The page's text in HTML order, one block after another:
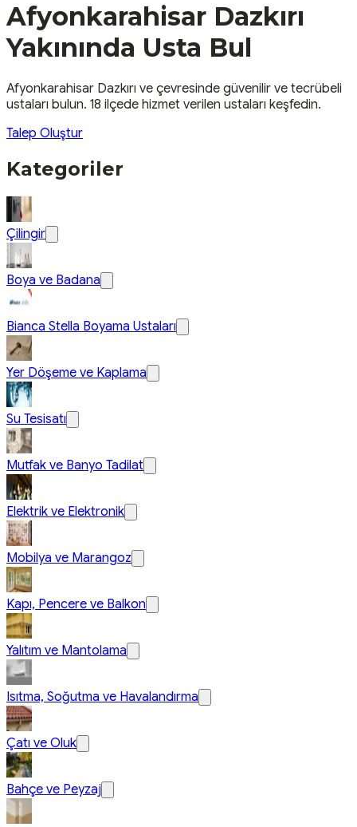
Afyonkarahisar Dazkırı
Yakınında Usta Bul
Afyonkarahisar Dazkırı ve çevresinde güvenilir ve tecrübeli
ustaları bulun. 18 ilçede hizmet verilen ustaları keşfedin.
Talep Oluştur
Kategoriler
Çilingir
Boya ve Badana
Bianca Stella Boyama Ustaları
Yer Döşeme ve Kaplama
Su Tesisatı
Mutfak ve Banyo Tadilat
Elektrik ve Elektronik
Mobilya ve Marangoz
Kapı, Pencere ve Balkon
Yalıtım ve Mantolama
Isıtma, Soğutma ve Havalandırma
Çatı ve Oluk
Bahçe ve Peyzaj